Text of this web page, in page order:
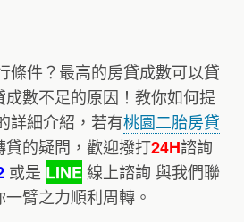
條件？最高的房貸成數可以貸
數不足的原因！教你如何提
詳細介紹，若有桃園二胎房貸
的疑問，歡迎撥打24H諮詢
或是 LINE線上諮詢 與我們聯
臂之力順利周轉。